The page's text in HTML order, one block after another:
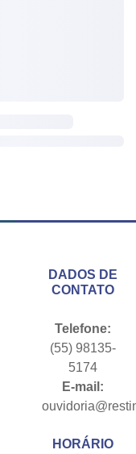
DADOS DE
CONTATO
Telefone:
(55) 98135-
5174
E-mail:
HORÁRIO